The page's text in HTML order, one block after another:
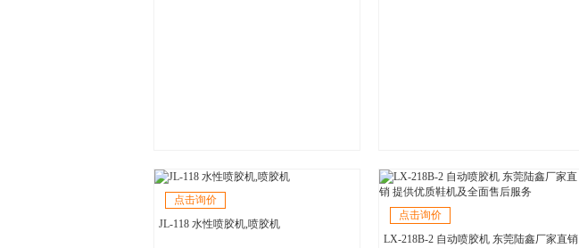
点击询价
JL-118 水性喷胶机,喷胶机
点击询价
LX-218B-2 自动喷胶机 东莞陆鑫厂家直销